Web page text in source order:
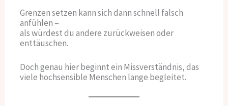
Grenzen setzen kann sich dann schnell falsch
anfühlen –
als würdest du andere zurückweisen oder
enttäuschen.
Doch genau hier beginnt ein Missverständnis, das
viele hochsensible Menschen lange begleitet.